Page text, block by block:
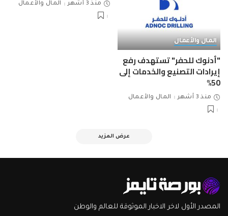
المال والأعمال
"أدنوك للحفر" تستهدف رفع
إيرادات التصنيع والخدمات إلى
50%
منذ 3 أشهر المال والأعمال
منذ 3 أشهر المال والأعمال
عرض المزيد
المصدر الأول لاخر الاخبار الموثوقة للعالم والوطن